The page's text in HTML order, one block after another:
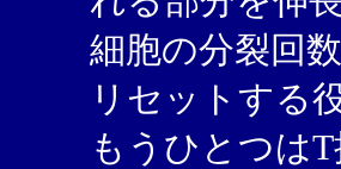
細胞の分裂回
リセットする
もうひとつは